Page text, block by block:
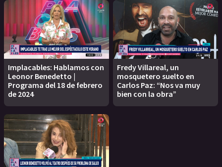
Implacables: Hablamos con
Leonor Benedetto |
Programa del 18 de febrero
de 2024
Fredy Villareal, un
mosquetero suelto en
Carlos Paz: “Nos va muy
bien con la obra”